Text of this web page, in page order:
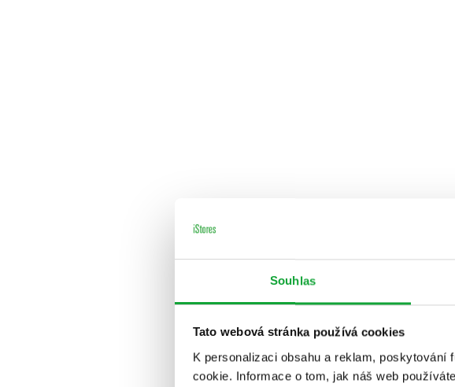
Souhlas
Tato webová stránka používá cookies
K personalizaci obsahu a reklam,
cookie. Informace o tom, jak náš web